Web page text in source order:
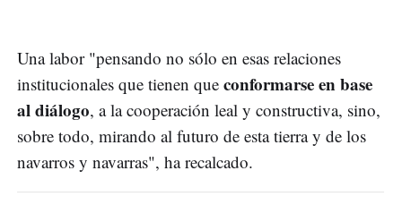
Una labor "pensando no sólo en esas relaciones
institucionales que tienen que conformarse en base
al diálogo, a la cooperación leal y constructiva, sino,
sobre todo, mirando al futuro de esta tierra y de los
navarros y navarras", ha recalcado.